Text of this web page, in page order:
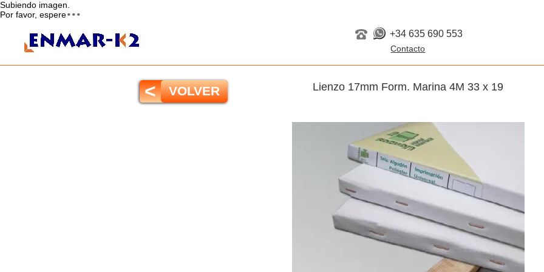
Subiendo imagen.
Por favor, espere
+34 635 690 553
< VOLVER Lienzo 17mm Form. Marina 4M 33 x 19